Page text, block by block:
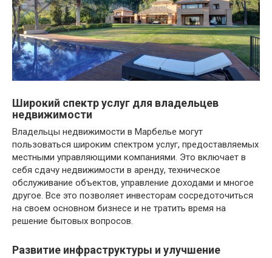
Широкий спектр услуг для владельцев
недвижимости
Владельцы недвижимости в Марбелье могут
пользоваться широким спектром услуг, предоставляемых
местными управляющими компаниями. Это включает в
себя сдачу недвижимости в аренду, техническое
обслуживание объектов, управление доходами и многое
другое. Все это позволяет инвесторам сосредоточиться
на своем основном бизнесе и не тратить время на
решение бытовых вопросов.
Развитие инфраструктуры и улучшение